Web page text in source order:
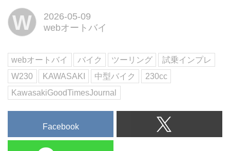
須の峠道を走り抜けながら感じ
の想いを綴ります。文:太田安
治/...
W
2026-05-09
webオートバイ
webオートバイ バイク ツーリング
試乗インプレ
W230
KAWASAKI 中型バイク
230cc
KawasakiGoodTimesJournal
Facebook